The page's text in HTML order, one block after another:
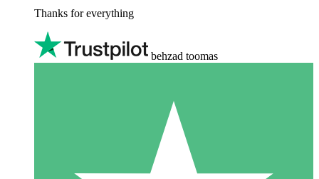
Thanks for everything
behzad toomas